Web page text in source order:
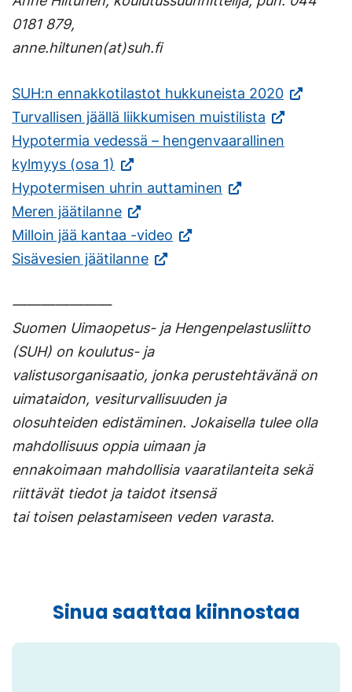
0181 879,
anne.hiltunen(at)suh.fi
SUH:n ennakkotilastot hukkuneista 2020(Vieraile
ulkoisella
sivustolla.
Turvallisen jäällä liikkumisen muistilista (Vieraile
ulkoisella
Hypotermia vedessä – hengenvaarallinen
kylmyys (osa 1) (Vieraile
ulkoisella
sivustolla.
Linkki
avautuu
Hypotermisen uhrin auttaminen (Vieraile
välilehteen.)
Meren jäätilanne(Vieraile
ulkoisella
sivustolla.
uuteen
välilehteen.)
Milloin jää kantaa -video (Vieraile
avautuu
välilehteen.)
Sisävesien jäätilanne(Vieraile
Linkki
avautuu
uuteen
välilehteen.)
———————
Suomen Uimaopetus- ja Hengenpelastusliitto
(SUH) on koulutus- ja
valistusorganisaatio, jonka perustehtävänä on
uimataidon, vesiturvallisuuden ja
olosuhteiden edistäminen. Jokaisella tulee olla
mahdollisuus oppia uimaan ja
ennakoimaan mahdollisia vaaratilanteita sekä
riittävät tiedot ja taidot itsensä
tai toisen pelastamiseen veden varasta.
Sinua saattaa kiinnostaa